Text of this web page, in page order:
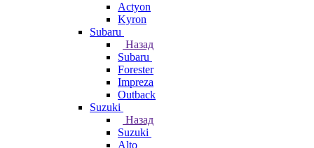
Actyon
Kyron
Subaru
Назад
Subaru
Forester
Impreza
Outback
Suzuki
Назад
Suzuki
Alto